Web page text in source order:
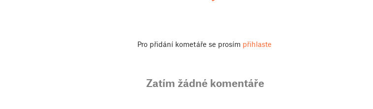
Pro přidání kometáře se prosím přihlaste
Zatím žádné komentáře